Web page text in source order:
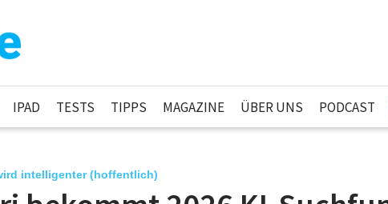
IPAD TESTS TIPPS MAGAZINE ÜBER UNS PODCAST
intelligenter (hoffentlich)